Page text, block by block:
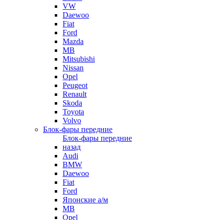
VW
Daewoo
Fiat
Ford
Mazda
MB
Mitsubishi
Nissan
Opel
Peugeot
Renault
Skoda
Toyota
Volvo
Блок-фары передние
Блок-фары передние
назад
Audi
BMW
Daewoo
Fiat
Ford
Японские а/м
MB
Opel